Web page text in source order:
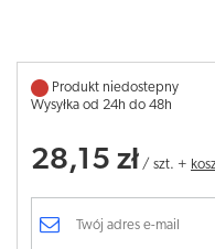
Produkt niedostepny
Wysyłka od 24h do 48h
28,15 zł / szt. +